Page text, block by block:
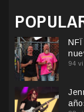
94